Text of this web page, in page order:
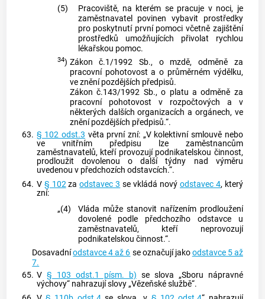
(5)
Pracoviště, na kterém se pracuje v noci, je
zaměstnavatel povinen vybavit prostředky
pro poskytnutí první pomoci včetně zajištění
prostředků umožňujících přivolat rychlou
lékařskou pomoc.
34) Zákon č.1/1992 Sb., o mzdě, odměně za
pracovní pohotovost a o průměrném výdělku,
ve znění pozdějších předpisů.
Zákon č.143/1992 Sb., o platu a odměně za
pracovní pohotovost v rozpočtových a v
některých dalších organizacích a orgánech, ve
znění pozdějších předpisů.“.
63. § 102 odst.3 věta první zní: „V kolektivní smlouvě nebo
ve vnitřním předpisu lze zaměstnancům
zaměstnavatelů, kteří provozují podnikatelskou činnost,
prodloužit dovolenou o další týdny nad výměru
uvedenou v předchozích odstavcích.“.
64. V § 102zaodstavec 3 se vkládá novýodstavec 4, který
zní:
„(4)
Vláda může stanovit nařízením prodloužení
dovolené podle předchozího odstavce u
zaměstnavatelů, kteří neprovozují
podnikatelskou činnost.“.
Dosavadníodstavce 4 až 6 se označují jakoodstavce 5 až
7.
65. V § 103 odst.1 písm. b) se slova „Sboru nápravné
výchovy“ nahrazují slovy „Vězeňské službě“.